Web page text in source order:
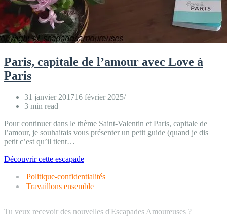
Paris, capitale de l’amour avec Love à
Paris
31 janvier 201716 février 2025
3 min read
Pour continuer dans le thème Saint-Valentin et Paris, capitale de
l’amour, je souhaitais vous présenter un petit guide (quand je dis
petit c’est qu’il tient…
Découvrir cette escapadeParis,
de
l’amour
à
Politique-confidentialités
Travaillons ensemble
Tu veux recevoir des nouvelles d'Escapades Amoureuses ?